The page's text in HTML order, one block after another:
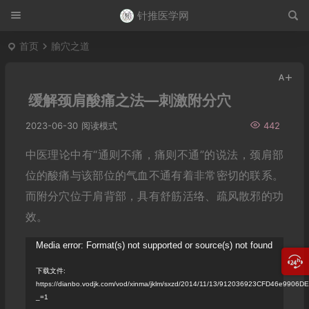
针推医学网
首页 腧穴之道
缓解颈肩酸痛之法—刺激附分穴
2023-06-30 442
阅读模式
中医理论中有“通则不痛，痛则不通”的说法，颈肩部
位的酸痛与该部位的气血不通有着非常密切的联系。
而附分穴位于肩背部，具有舒筋活络、疏风散邪的功
效。
Media error: Format(s) not supported or source(s) not found
下载文件:
https://dianbo.vodjk.com/vod/xinma/jklm/sxzd/2014/11/13/
_=1